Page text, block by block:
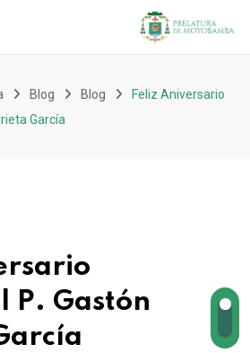
Blog Blog
Feliz Aniversario
García
P. Gastón